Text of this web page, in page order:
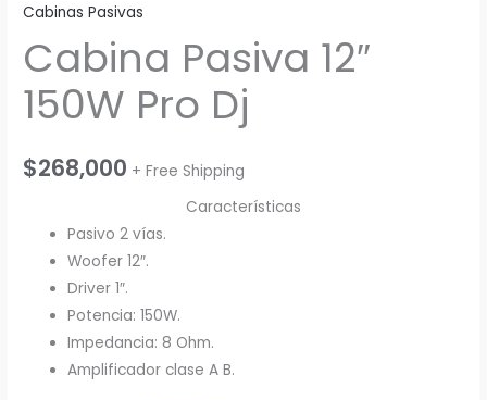
Cabinas Pasivas
Cabina Pasiva 12″
150W Pro Dj
$268,000 + Free Shipping
Características
Pasivo 2 vías.
Woofer 12″.
Driver 1″.
Potencia: 150W.
Impedancia: 8 Ohm.
Amplificador clase A B.